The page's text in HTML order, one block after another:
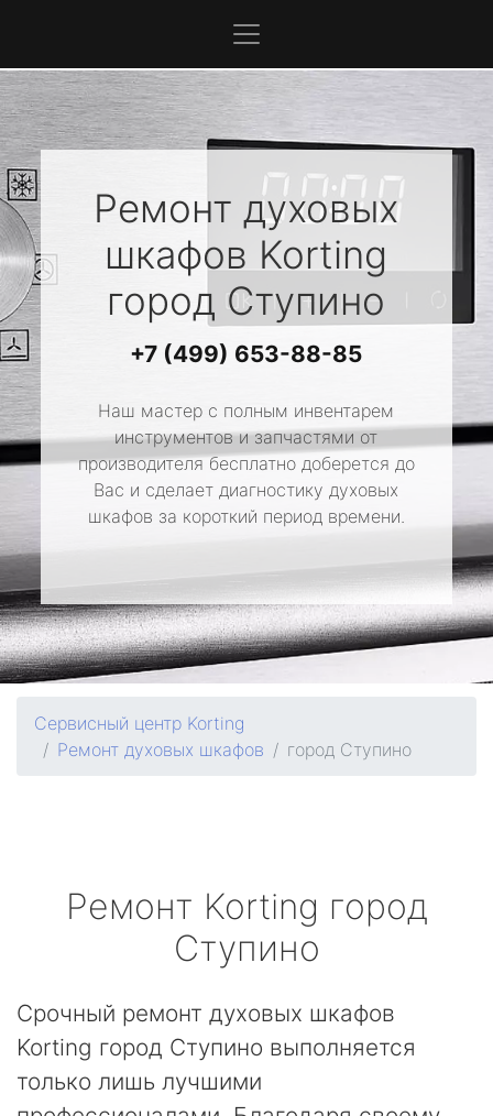
Ремонт духовых
шкафов Korting
город Ступино
+7 (499) 653-88-85
Наш мастер с полным инвентарем
инструментов и запчастями от
производителя бесплатно доберется до
Вас и сделает диагностику духовых
шкафов за короткий период времени.
Сервисный центр Korting
Ремонт духовых шкафов
город Ступино
Ремонт Korting город
Ступино
Срочный ремонт духовых шкафов
Korting город Ступино выполняется
только лишь лучшими